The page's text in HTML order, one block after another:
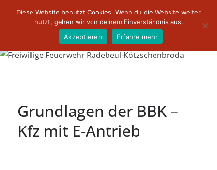
Grundlagen der BBK –
Kfz mit E-Antrieb
Diese Website benutzt Cookies. Wenn du die Website weiter
nutzt, gehen wir von deinem Einverständnis aus.
Akzeptieren
Erfahre mehr